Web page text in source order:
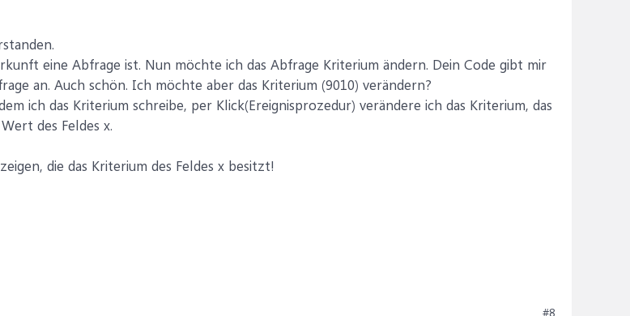
eine Abfrage ist. Nun möchte ich das Abfrage Kriterium ändern. Dein Code gibt mir
an. Auch schön. Ich möchte aber das Kriterium (9010) verändern?
ich das Kriterium schreibe, per Klick(Ereignisprozedur) verändere ich das Kriterium, das
des Feldes x.
die das Kriterium des Feldes x besitzt!
#8